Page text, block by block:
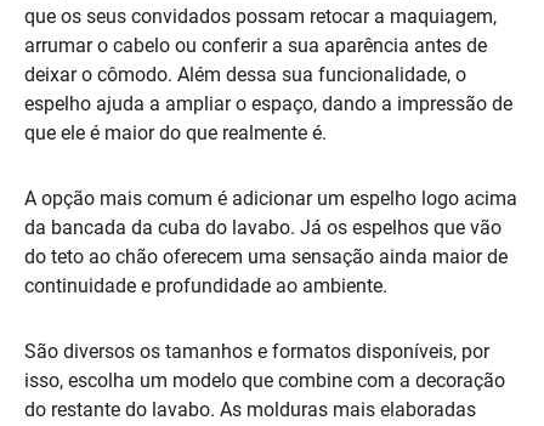
que os seus convidados possam retocar a maquiagem,
arrumar o cabelo ou conferir a sua aparência antes de
deixar o cômodo. Além dessa sua funcionalidade, o
espelho ajuda a ampliar o espaço, dando a impressão de
que ele é maior do que realmente é.
A opção mais comum é adicionar um espelho logo acima
da bancada da cuba do lavabo. Já os espelhos que vão
do teto ao chão oferecem uma sensação ainda maior de
continuidade e profundidade ao ambiente.
São diversos os tamanhos e formatos disponíveis, por
isso, escolha um modelo que combine com a decoração
do restante do lavabo. As molduras mais elaboradas